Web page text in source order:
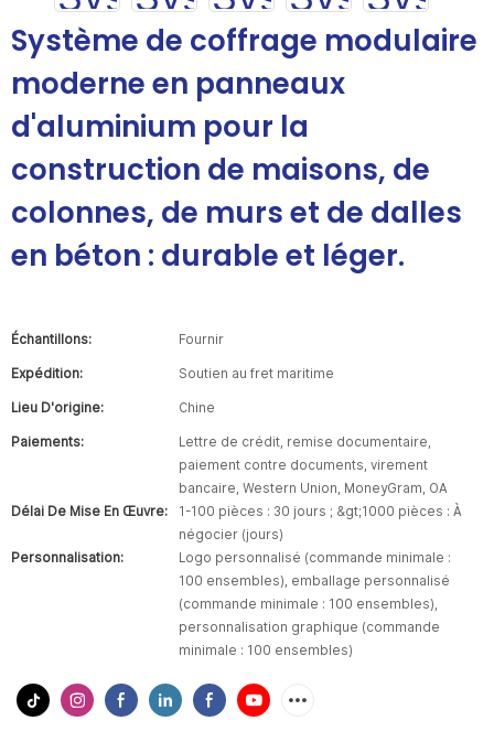
Système de coffrage modulaire
moderne en panneaux
d'aluminium pour la
construction de maisons, de
colonnes, de murs et de dalles
en béton : durable et léger.
Échantillons: Fournir
Expédition: Soutien au fret maritime
Lieu D'origine: Chine
Paiements:
Lettre de crédit, remise documentaire,
paiement contre documents, virement
bancaire, Western Union, MoneyGram, OA
Délai De Mise En Œuvre:
1-100 pièces : 30 jours ; &gt;1000 pièces : À
négocier (jours)
Personnalisation:
Logo personnalisé (commande minimale :
100 ensembles), emballage personnalisé
(commande minimale : 100 ensembles),
personnalisation graphique (commande
minimale : 100 ensembles)